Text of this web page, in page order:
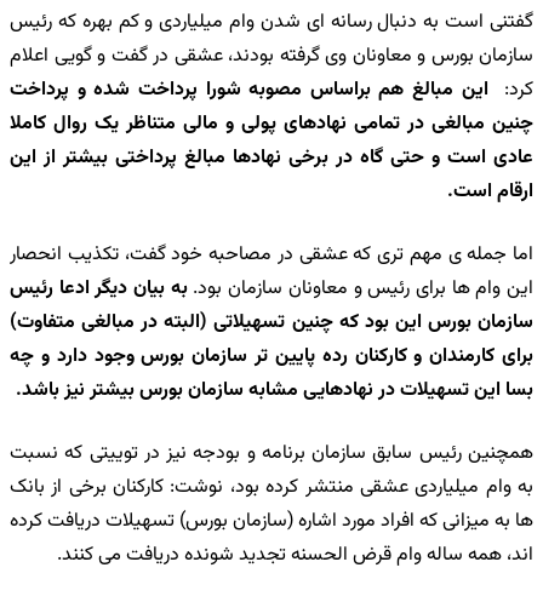
گفتنی است به دنبال رسانه ای شدن وام میلیاردی و کم بهره که رئیس
سازمان بورس و معاونان وی گرفته بودند، عشقی در گفت و گویی اعلام
کرد: این مبالغ هم براساس مصوبه شورا پرداخت شده و پرداخت
چنین مبالغی در تمامی نهادهای پولی و مالی متناظر یک روال کاملا
عادی است و حتی گاه در برخی نهادها مبالغ پرداختی بیشتر از این
ارقام است.
اما جمله ی مهم تری که عشقی در مصاحبه خود گفت، تکذیب انحصار
این وام ها برای رئیس و معاونان سازمان بود.به بیان دیگر ادعا رئیس
سازمان بورس این بود که چنین تسهیلاتی (البته در مبالغی متفاوت)
برای کارمندان و کارکنان رده پایین تر سازمان بورس وجود دارد و چه
بسا این تسهیلات در نهادهایی مشابه سازمان بورس بیشتر نیز باشد.
همچنین رئیس سابق سازمان برنامه و بودجه نیز در توییتی که نسبت
به وام میلیاردی عشقی منتشر کرده بود، نوشت: کارکنان برخی از بانک
ها به میزانی که افراد مورد اشاره (سازمان بورس) تسهیلات دریافت کرده
اند، همه ساله وام قرض الحسنه تجدید شونده دریافت می کنند.